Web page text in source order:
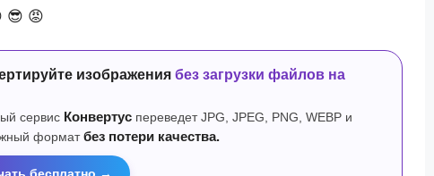
😎 😡
изображения без загрузки файлов на
сервис Конвертус переведет JPG, JPEG, PNG, WEBP и
формат без потери качества.
бесплатно →